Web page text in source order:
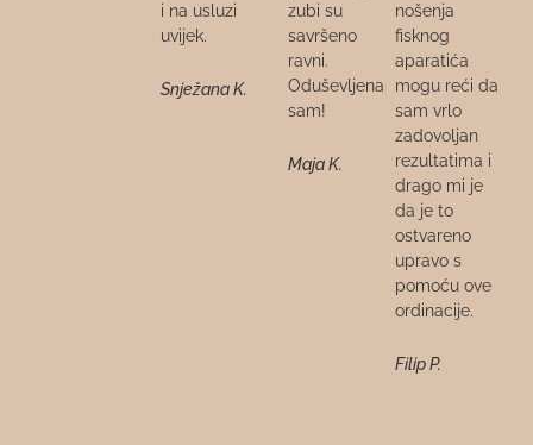
i na usluzi
uvijek.
Snježana K.
zubi su
savršeno
ravni.
Oduševljena
sam!
Maja K.
nošenja
fisknog
aparatića
mogu reći da
sam vrlo
zadovoljan
rezultatima i
drago mi je
da je to
ostvareno
upravo s
pomoću ove
ordinacije.
Filip P.